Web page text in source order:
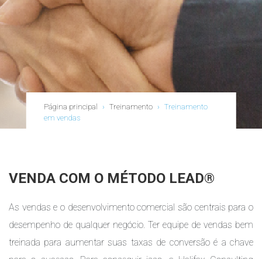
Página principal › Treinamento › Treinamento
em vendas
VENDA COM O MÉTODO LEAD®
As vendas e o desenvolvimento comercial são centrais para o
desempenho de qualquer negócio. Ter equipe de vendas bem
treinada para aumentar suas taxas de conversão é a chave